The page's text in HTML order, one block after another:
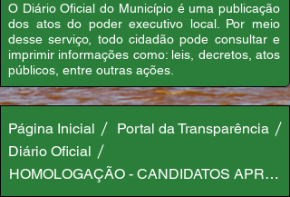
O Diário Oficial do Município é uma publicação
dos atos do poder executivo local. Por meio
desse serviço, todo cidadão pode consultar e
imprimir informações como: leis, decretos, atos
públicos, entre outras ações.
Página Inicial
Portal da Transparência
Diário Oficial
HOMOLOGAÇÃO - CANDIDATOS